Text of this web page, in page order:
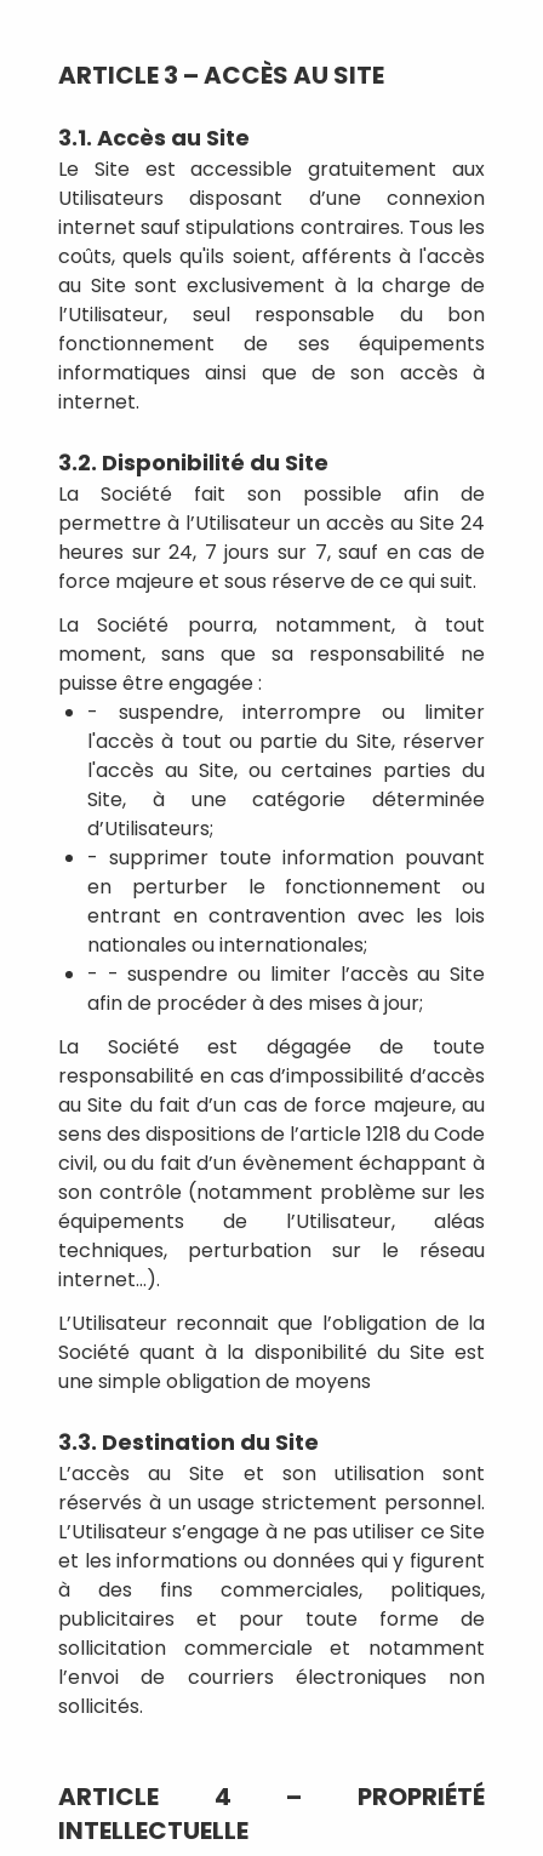
ARTICLE 3 – ACCÈS AU SITE
3.1. Accès au Site
Le Site est accessible gratuitement aux
Utilisateurs disposant d’une connexion
internet sauf stipulations contraires. Tous les
coûts, quels qu'ils soient, afférents à l'accès
au Site sont exclusivement à la charge de
l’Utilisateur, seul responsable du bon
fonctionnement de ses équipements
informatiques ainsi que de son accès à
internet.
3.2. Disponibilité du Site
La Société fait son possible afin de
permettre à l’Utilisateur un accès au Site 24
heures sur 24, 7 jours sur 7, sauf en cas de
force majeure et sous réserve de ce qui suit.
La Société pourra, notamment, à tout
moment, sans que sa responsabilité ne
puisse être engagée :
- suspendre, interrompre ou limiter
l'accès à tout ou partie du Site, réserver
l'accès au Site, ou certaines parties du
Site, à une catégorie déterminée
d’Utilisateurs;
- supprimer toute information pouvant
en perturber le fonctionnement ou
entrant en contravention avec les lois
nationales ou internationales;
- - suspendre ou limiter l’accès au Site
afin de procéder à des mises à jour;
La Société est dégagée de toute
responsabilité en cas d’impossibilité d’accès
au Site du fait d’un cas de force majeure, au
sens des dispositions de l’article 1218 du Code
civil, ou du fait d’un évènement échappant à
son contrôle (notamment problème sur les
équipements de l’Utilisateur, aléas
techniques, perturbation sur le réseau
internet…).
L’Utilisateur reconnait que l’obligation de la
Société quant à la disponibilité du Site est
une simple obligation de moyens
3.3. Destination du Site
L’accès au Site et son utilisation sont
réservés à un usage strictement personnel.
L’Utilisateur s’engage à ne pas utiliser ce Site
et les informations ou données qui y figurent
à des fins commerciales, politiques,
publicitaires et pour toute forme de
sollicitation commerciale et notamment
l’envoi de courriers électroniques non
sollicités.
ARTICLE 4 – PROPRIÉTÉ
INTELLECTUELLE